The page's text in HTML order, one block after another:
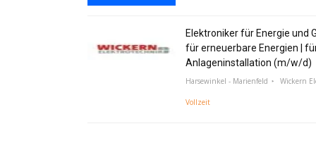
Elektroniker für Energie und
für erneuerbare Energien |
Anlageninstallation (m/w/d)
Harsewinkel - Marienfeld Wickern
Vollzeit